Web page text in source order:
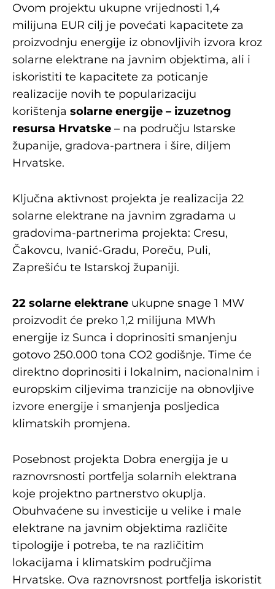
Ovom projektu ukupne vrijednosti 1,4
milijuna EUR cilj je povećati kapacitete za
proizvodnju energije iz obnovljivih izvora kroz
solarne elektrane na javnim objektima, ali i
iskoristiti te kapacitete za poticanje
realizacije novih te popularizaciju
korištenja solarne energije – izuzetnog
resursa Hrvatske – na području Istarske
županije, gradova-partnera i šire, diljem
Hrvatske.
Ključna aktivnost projekta je realizacija 22
solarne elektrane na javnim zgradama u
gradovima-partnerima projekta: Cresu,
Čakovcu, Ivanić-Gradu, Poreču, Puli,
Zaprešiću te Istarskoj županiji.
22 solarne elektrane ukupne snage 1 MW
proizvodit će preko 1,2 milijuna MWh
energije iz Sunca i doprinositi smanjenju
gotovo 250.000 tona CO2 godišnje. Time će
direktno doprinositi i lokalnim, nacionalnim i
europskim ciljevima tranzicije na obnovljive
izvore energije i smanjenja posljedica
klimatskih promjena.
Posebnost projekta Dobra energija je u
raznovrsnosti portfelja solarnih elektrana
koje projektno partnerstvo okuplja.
Obuhvaćene su investicije u velike i male
elektrane na javnim objektima različite
tipologije i potreba, te na različitim
lokacijama i klimatskim područjima
Hrvatske. Ova raznovrsnost portfelja iskoristit